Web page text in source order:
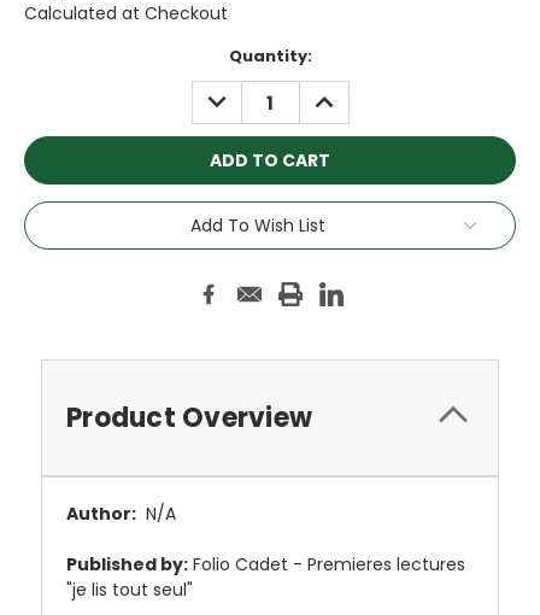
Calculated at Checkout
Quantity:
DECREASE
QUANTITY:
INCREASE
QUANTITY:
Add To Wish List
Product Overview
Author: N/A
Published by: Folio Cadet - Premieres lectures
"je lis tout seul"